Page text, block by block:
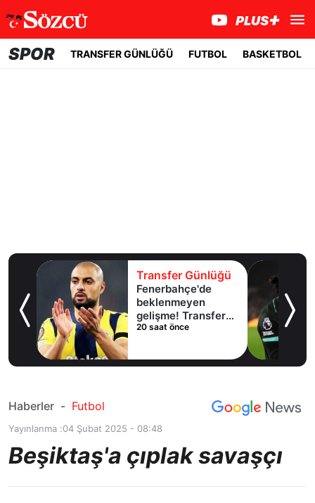
SPOR TRANSFER GÜNLÜĞÜ FUTBOL BASKETBOL
Transfer Günlüğü
Fenerbahçe'de
beklenmeyen
gelişme! Transfer
iptal oldu
20 saat önce
Haberler - Futbol
Yayınlanma :04 Şubat 2025 - 08:48
Beşiktaş'a çıplak savaşçı